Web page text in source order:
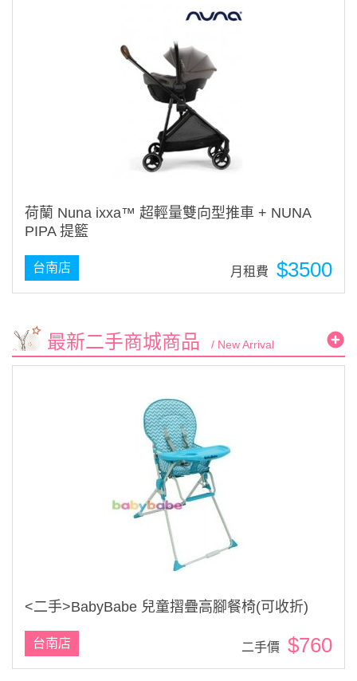
荷蘭 Nuna ixxa™ 超輕量雙向型推車 + NUNA
PIPA 提籃
$3500
月租費
台南店
最新二手商城商品 / New Arrival
<二手>BabyBabe 兒童摺疊高腳餐椅(可收折)
$760
二手價
台南店